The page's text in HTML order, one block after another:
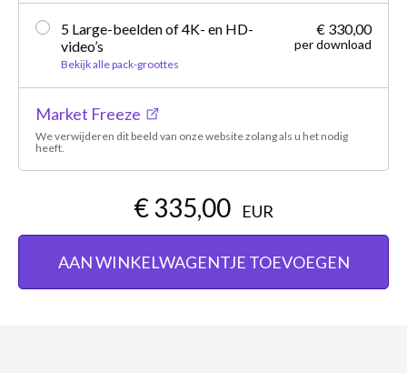
5 Large-beelden of 4K- en HD-
video’s
Bekijk alle pack-groottes
€ 330,00
per download
Market Freeze
We verwijderen dit beeld van onze website zolang als u het nodig
heeft.
€ 335,00 EUR
AAN WINKELWAGENTJE TOEVOEGEN